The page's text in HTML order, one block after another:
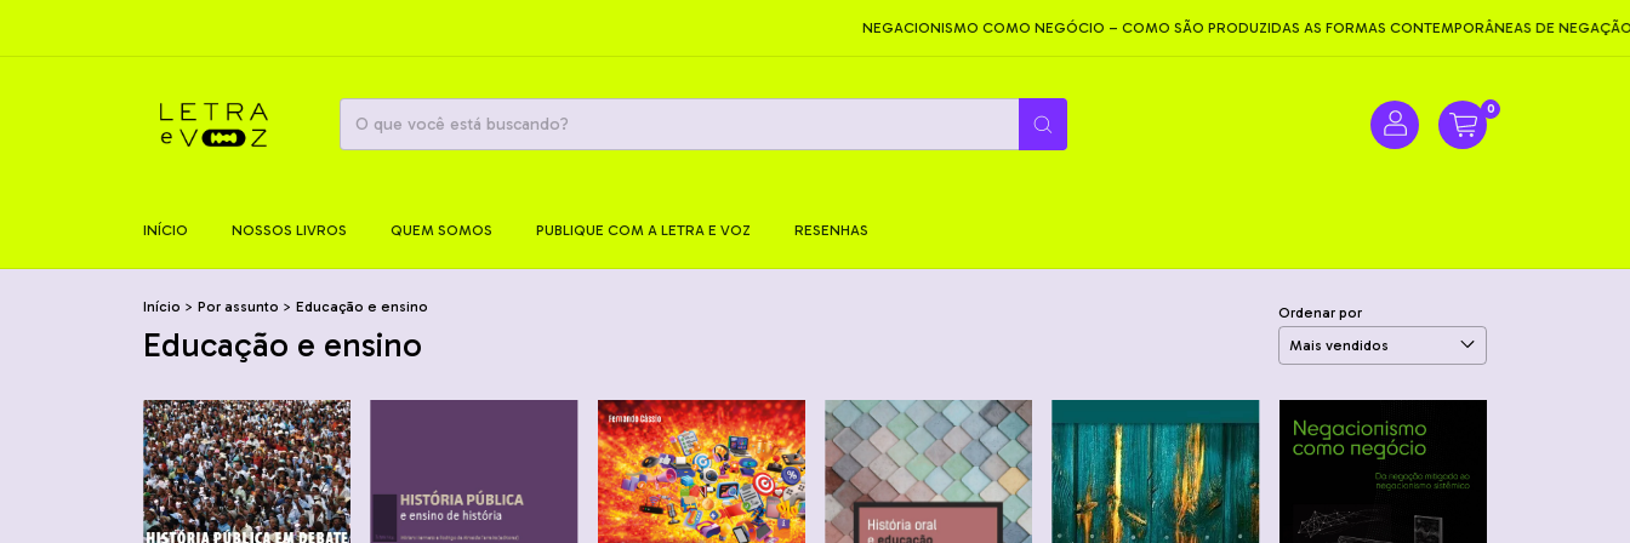
NEGACIONISMO COMO NEGÓCIO – COMO SÃO PRODUZIDAS AS FORMAS CONTEMPORÂNEAS DE NEGAÇÃO
0
INÍCIO NOSSOS LIVROS QUEM SOMOS PUBLIQUE COM A LETRA E VOZ RESENHAS
Início > Por assunto > Educação e ensino
Educação e ensino
Ordenar por